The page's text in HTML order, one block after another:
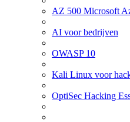
AZ 500 Microsoft
AI voor bedrijven
OWASP 10
Kali Linux voor
OptiSec Hacking